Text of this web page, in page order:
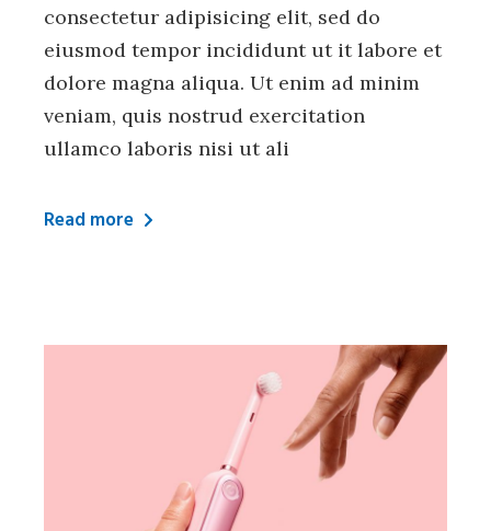
consectetur adipisicing elit, sed do
eiusmod tempor incididunt ut it labore et
dolore magna aliqua. Ut enim ad minim
veniam, quis nostrud exercitation
ullamco laboris nisi ut ali
Read more